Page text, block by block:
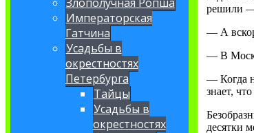
Императорская
Гатчина
Усадьбы в
окрестностях
Петербурга
Тайцы
Усадьбы в
окрестностях
решили —
— А
— В
— Когда
знает,
десятки